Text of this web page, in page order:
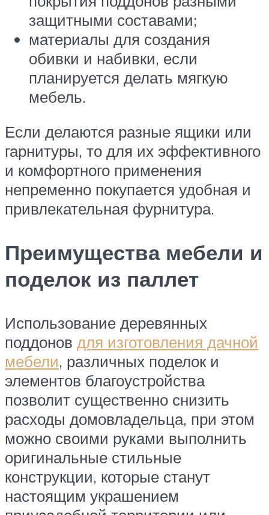
защитными составами;
материалы для создания
обивки и набивки, если
планируется делать мягкую
мебель.
Если делаются разные ящики или
гарнитуры, то для их эффективного
и комфортного применения
непременно покупается удобная и
привлекательная фурнитура.
Преимущества мебели и
поделок из паллет
Использование деревянных
поддонов для изготовления дачной
мебели, различных поделок и
элементов благоустройства
позволит существенно снизить
расходы домовладельца, при этом
можно своими руками выполнить
оригинальные стильные
конструкции, которые станут
настоящим украшением